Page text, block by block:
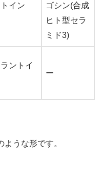
イン
ゴシン(合成
ヒト型セラ
ミド3)
ントイ
ー
うな形です。